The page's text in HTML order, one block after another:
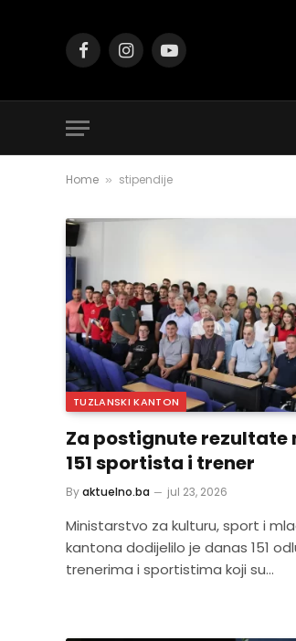
FacebookInstagramYouTube
Home » stipendije
TUZLANSKI KANTON
Za postignute rezultate
151 sportista i trener
Byaktuelno.ba jul 23, 2026
Ministarstvo za kulturu, sport i
kantona dodijelilo je danas 151
trenerima i sportistima koji su…